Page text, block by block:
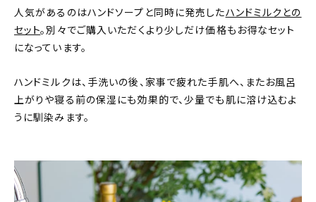
人気があるのはハンドソープと同時に発売したハンドミルクとの
セット。別々でご購入いただくより少しだけ価格もお得なセット
になっています。
ハンドミルクは、手洗いの後、家事で疲れた手肌へ、またお風呂
上がりや寝る前の保湿にも効果的で、少量でも肌に溶け込むよ
うに馴染みます。